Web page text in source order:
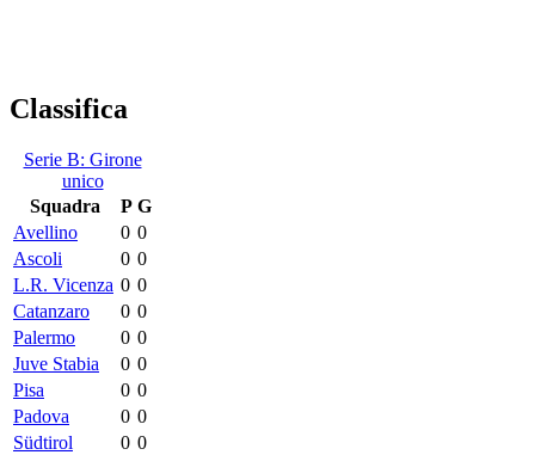
Classifica
Serie B: Girone
unico
Squadra
P G
Avellino
0 0
Ascoli
0 0
L.R. Vicenza 0 0
Catanzaro
0 0
Palermo
0 0
Juve Stabia
0 0
Pisa
0 0
Padova
0 0
Südtirol
0 0